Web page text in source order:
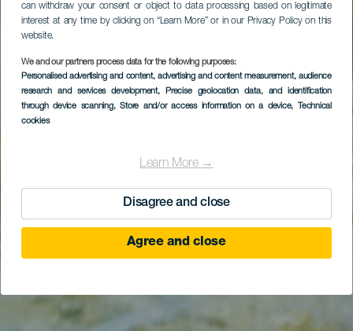
can withdraw your consent or object to data processing based on legitimate
interest at any time by clicking on “Learn More” or in our Privacy Policy on this
website.
We and our partners process data for the following purposes:
Personalised advertising and content, advertising and content measurement, audience
research and services development, Precise geolocation data, and identification
through device scanning, Store and/or access information on a device, Technical
cookies
Learn More →
Disagree and close
Agree and close